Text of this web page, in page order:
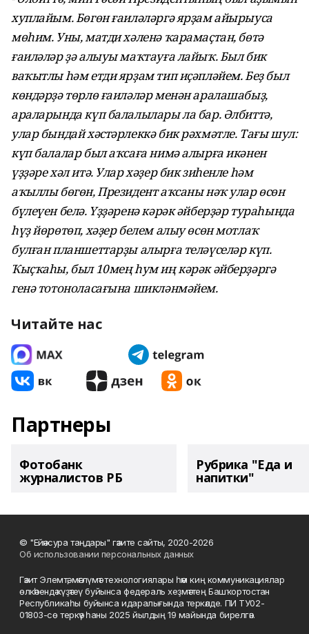
хуплайым. Бөгөн ғаиләләргә ярҙам айырыуса
мөһим. Уны, матди хәленә ҡарамаҫтан, бөтә
ғаиләләр ҙә алыуы маҡтауға лайыҡ. Был бик
ваҡытлы һәм етди ярҙам тип иҫәпләйем. Беҙ был
көндәрҙә төрлө ғаиләләр менән аралашабыҙ,
араларында күп балалылары ла бар. Әлбиттә,
улар бындай хәстәрлеккә бик рәхмәтле. Тағы шул:
күп балалар был аҡсаға нимә алырға икәнен
үҙҙәре хәл итә. Улар хәҙер бик зиһенле һәм
аҡыллы бөгөн, Президент аҡсаны нәҡ улар өсөн
бүлеүен белә. Үҙҙәренә кәрәк әйберҙәр тураһында
һүҙ йөрөтөп, хәҙер белем алыу өсөн мотлаҡ
булған планшеттарҙы алырға теләүселәр күп.
Ҡыҫҡаһы, был 10мең һум иң кәрәк әйберҙәргә
генә тотоноласағына шикләнмәйем.
Читайте нас
Партнеры
Фотобанк
журналистов РБ
Рубрика "Еда и
напитки"
© "Ейәнсура таңдары" гәзите сайты, 2020-2026
Об использовании персональных данных
Гәзит Элемтә, мәғлүмәт технологиялары һәм киң коммуникациялар
өлкәһендә күҙәтеү буйынса федераль хеҙмәттең Башҡортостан
Республикаһы буйынса идаралығында теркәлде. ПИ ТУ02-
01803-сө теркәү һаны 2025 йылдың 19 майында бирелгән.